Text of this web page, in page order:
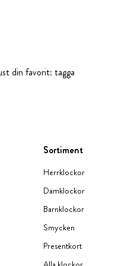
din favorit: tagga
Sortiment
Herrklockor
Damklockor
Barnklockor
Smycken
Presentkort